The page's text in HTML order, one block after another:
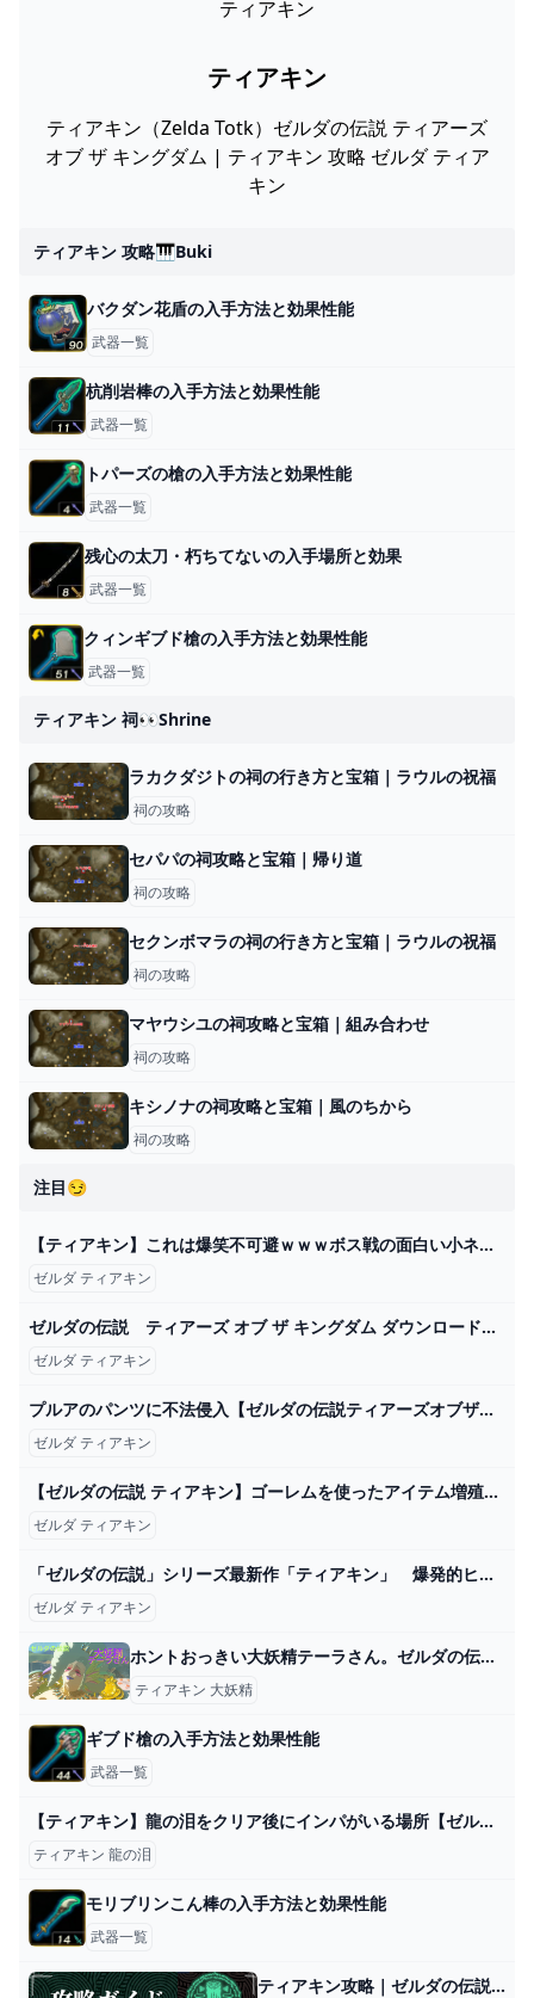
ティアキン
ティアキン
ティアキン（Zelda Totk）ゼルダの伝説 ティアーズ
オブ ザ キングダム | ティアキン 攻略 ゼルダ ティア
キン
ティアキン 攻略🎹buki
バクダン花盾の入手方法と効果性能
武器一覧
杭削岩棒の入手方法と効果性能
武器一覧
トパーズの槍の入手方法と効果性能
武器一覧
残心の太刀・朽ちてないの入手場所と効果
武器一覧
クィンギブド槍の入手方法と効果性能
武器一覧
ティアキン 祠👀shrine
ラカクダジトの祠の行き方と宝箱｜ラウルの祝福
祠の攻略
セパパの祠攻略と宝箱｜帰り道
祠の攻略
セクンボマラの祠の行き方と宝箱｜ラウルの祝福
祠の攻略
マヤウシユの祠攻略と宝箱｜組み合わせ
祠の攻略
キシノナの祠攻略と宝箱｜風のちから
祠の攻略
注目😏
【ティアキン】これは爆笑不可避ｗｗｗボス戦の面白い小ネタ6選【ゼルダの伝説ティアーズオブザキングダム/ティアキン】 - YouTube
ゼルダ ティアキン
ゼルダの伝説 ティアーズ オブ ザ キングダム ダウンロード版 My Nintendo Store（マイニンテンドーストア）
ゼルダ ティアキン
プルアのパンツに不法侵入【ゼルダの伝説ティアーズオブザキングダム ティアキン】 - YouTube
ゼルダ ティアキン
【ゼルダの伝説 ティアキン】ゴーレムを使ったアイテム増殖バグが最強すぎる！ やり方解説 - YouTube
ゼルダ ティアキン
「ゼルダの伝説」シリーズ最新作「ティアキン」 爆発的ヒット なぜ？（河村鳴紘） - エキスパート - Yahoo!ニュース
ゼルダ ティアキン
ホントおっきい大妖精テーラさん。ゼルダの伝説ティアキン大妖精に捧げるセレナーデ。４人姉妹。残り居場所を教えてくれる。 - YouTube
ティアキン 大妖精
ギブド槍の入手方法と効果性能
武器一覧
【ティアキン】龍の泪をクリア後にインパがいる場所【ゼルダの伝説ティアーズオブザキングダム】
ティアキン 龍の泪
モリブリンこん棒の入手方法と効果性能
武器一覧
ティアキン攻略｜ゼルダの伝説ティアーズオブザキングダム - 神ゲー攻略